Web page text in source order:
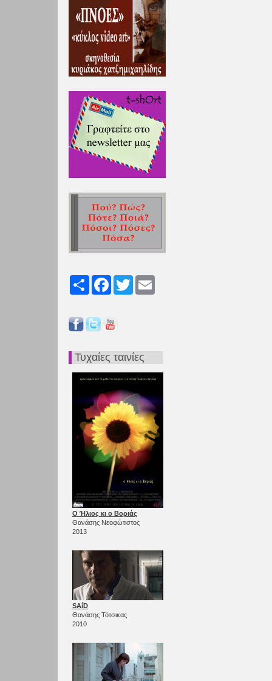
Share FacebookTwitter
Τυχαίες ταινίες
Ο Ήλιος κι ο Βοριάς
Θανάσης Νεοφώτιστος
2013
SAíD
Θανάσης Τότσικας
2010